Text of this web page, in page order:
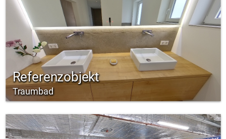
Referenzobjekt
Traumbad